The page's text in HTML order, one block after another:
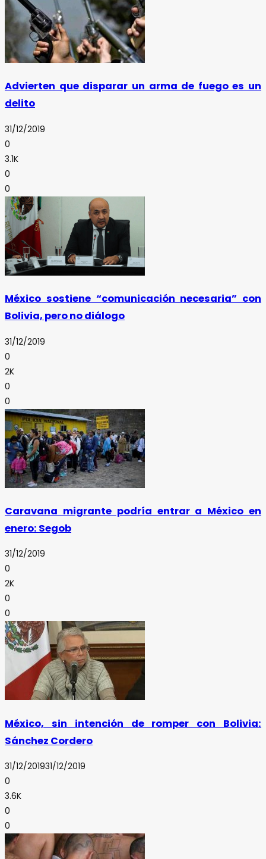
Advierten que disparar un arma de fuego es un
delito
31/12/2019
0
3.1K
0
0
México sostiene “comunicación necesaria” con
Bolivia, pero no diálogo
31/12/2019
0
2K
0
0
Caravana migrante podría entrar a México en
enero: Segob
31/12/2019
0
2K
0
0
México, sin intención de romper con Bolivia:
Sánchez Cordero
31/12/201931/12/2019
0
3.6K
0
0